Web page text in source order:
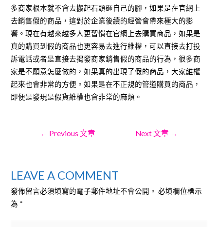
多商家根本就不會去搬起石頭砸自己的腳，如果是在官網上
去銷售假的商品，這對於企業後續的經營會帶來極大的影
響。現在有越來越多人更習慣在官網上去購買商品，如果是
真的購買到假的商品也更容易去進行維權，可以直接去打投
訴電話或者是直接去揭發商家銷售假的商品的行為，很多商
家是不願意怎麼做的，如果真的出現了假的商品，大家維權
起來也會非常的方便。如果是在不正規的管道購買的商品，
即便是發現是假貨維權也會非常的麻煩。
文
章
← Previous 文章 Next 文章 →
LEAVE A COMMENT
發佈留言必須填寫的電子郵件地址不會公開。 必填欄位標示
為 *